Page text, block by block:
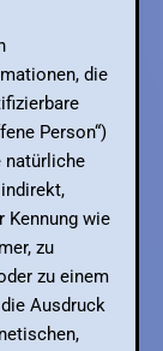
die
Person“)
natürliche
Kennung wie
zu
zu einem
Ausdruck